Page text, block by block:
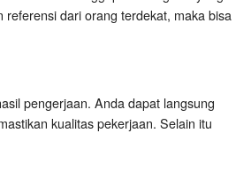
dari orang terdekat, maka bisa
pengerjaan. Anda dapat langsung
kualitas pekerjaan. Selain itu